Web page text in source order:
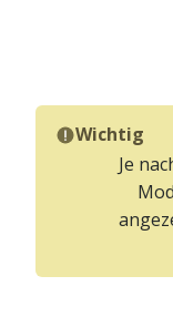
Wichtig
Je